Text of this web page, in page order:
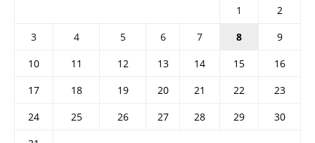
1
2
3
4 5 6 7 8
9
10
11 12 13 14 15
16
17
18 19 20 21 22
23
24
25 26 27 28 29
30